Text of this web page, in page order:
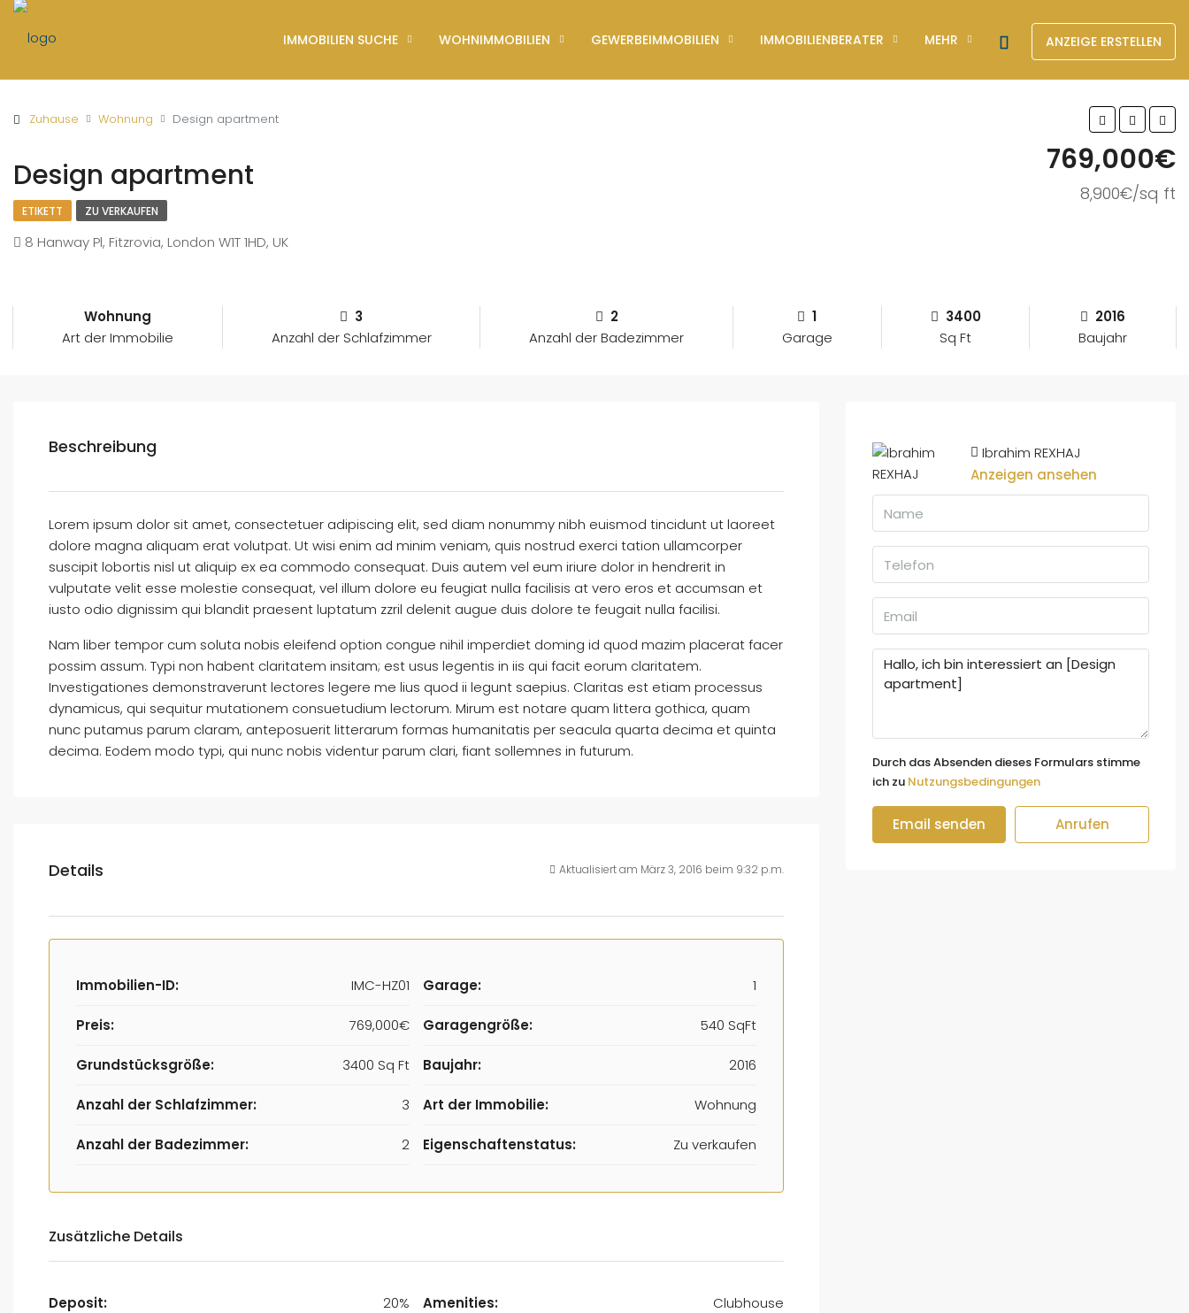
IMMOBILIEN SUCHE WOHNIMMOBILIEN GEWERBEIMMOBILIEN IMMOBILIENBERATER MEHR ANZEIGE ERSTELLEN
Zuhause Wohnung Design apartment
Design apartment 769,000€
8,900€/sq ft
ETIKETT ZU VERKAUFEN
8 Hanway Pl, Fitzrovia, London W1T 1HD, UK
Wohnung
Art der Immobilie
3
Anzahl der Schlafzimmer
2
Anzahl der Badezimmer
1
Garage
3400
Sq Ft
2016
Baujahr
Beschreibung
Lorem ipsum dolor sit amet, consectetuer adipiscing elit, sed diam nonummy nibh euismod tincidunt ut laoreet
dolore magna aliquam erat volutpat. Ut wisi enim ad minim veniam, quis nostrud exerci tation ullamcorper
suscipit lobortis nisl ut aliquip ex ea commodo consequat. Duis autem vel eum iriure dolor in hendrerit in
vulputate velit esse molestie consequat, vel illum dolore eu feugiat nulla facilisis at vero eros et accumsan et
iusto odio dignissim qui blandit praesent luptatum zzril delenit augue duis dolore te feugait nulla facilisi.
Nam liber tempor cum soluta nobis eleifend option congue nihil imperdiet doming id quod mazim placerat facer
possim assum. Typi non habent claritatem insitam; est usus legentis in iis qui facit eorum claritatem.
Investigationes demonstraverunt lectores legere me lius quod ii legunt saepius. Claritas est etiam processus
dynamicus, qui sequitur mutationem consuetudium lectorum. Mirum est notare quam littera gothica, quam
nunc putamus parum claram, anteposuerit litterarum formas humanitatis per seacula quarta decima et quinta
decima. Eodem modo typi, qui nunc nobis videntur parum clari, fiant sollemnes in futurum.
Details Aktualisiert am März 3, 2016 beim 9:32 p.m.
Immobilien-ID: IMC-HZ01
Preis: 769,000€
Grundstücksgröße: 3400 Sq Ft
Anzahl der Schlafzimmer: 3
Anzahl der Badezimmer: 2
Garage: 1
Garagengröße: 540 SqFt
Baujahr: 2016
Art der Immobilie: Wohnung
Eigenschaftenstatus: Zu verkaufen
Zusätzliche Details
Deposit: 20% Amenities: Clubhouse
Ibrahim REXHAJ
Anzeigen ansehen
Durch das Absenden dieses Formulars stimme
ich zu Nutzungsbedingungen
Email senden Anrufen